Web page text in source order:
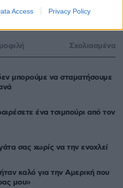
Access Privacy Policy
Σχολιασμένα
μπορούμε να σταματήσουμε
ένα τσιμπούρι από τον
σας χωρίς να την ενοχλεί
καλό για την Αμερική που
μου»